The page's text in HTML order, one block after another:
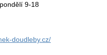
9-18
doudleby.cz/